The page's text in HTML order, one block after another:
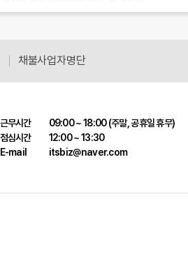
채불사업자명단
근무시간
09:00 ~ 18:00 (주말, 공휴일 휴무)
점심시간
12:00 ~ 13:30
E-mail
itsbiz@naver.com